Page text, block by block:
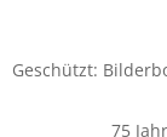
Geschützt:
75